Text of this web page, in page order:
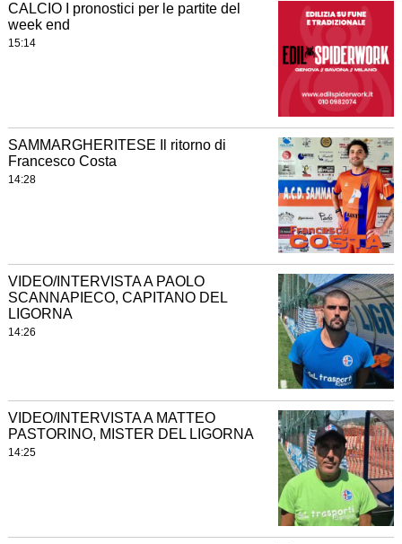
CALCIO I pronostici per le partite del
week end
15:14
SAMMARGHERITESE Il ritorno di
Francesco Costa
14:28
VIDEO/INTERVISTA A PAOLO
SCANNAPIECO, CAPITANO DEL
LIGORNA
14:26
VIDEO/INTERVISTA A MATTEO
PASTORINO, MISTER DEL LIGORNA
14:25